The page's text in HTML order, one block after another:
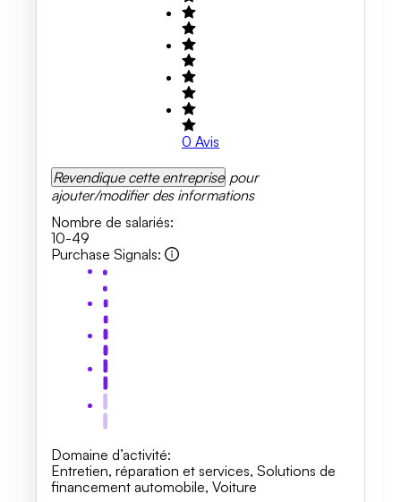
0 Avis
Revendique cette entreprise pour
ajouter/modifier des informations
Nombre de salariés:
10-49
Purchase Signals:
Domaine d’activité:
Entretien, réparation et services, Solutions de
financement automobile, Voiture